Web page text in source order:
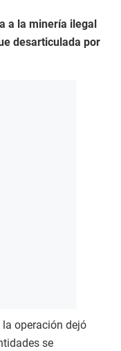
a la minería ilegal
desarticulada por
operación dejó
se